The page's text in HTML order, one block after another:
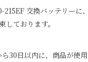
交換バッテリーに
ております。
30日以内に、商品が使